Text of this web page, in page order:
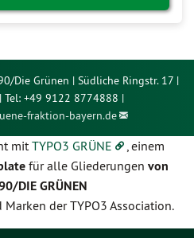
Die Grünen | Südliche Ringstr. 17 |
Tel: +49 9122 8774888 |
fraktion-bayern.de
mitTYPO3 GRÜNE , einem
für alle Gliederungen von
DIE GRÜNEN
der TYPO3 Association.